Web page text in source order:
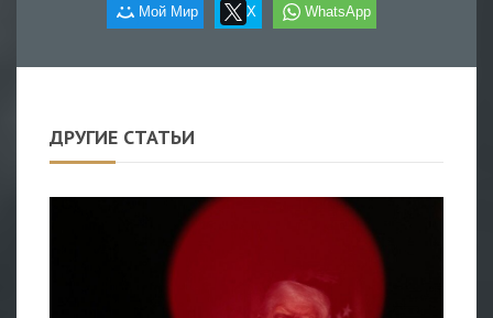
Мой Мир X WhatsApp
ДРУГИЕ СТАТЬИ